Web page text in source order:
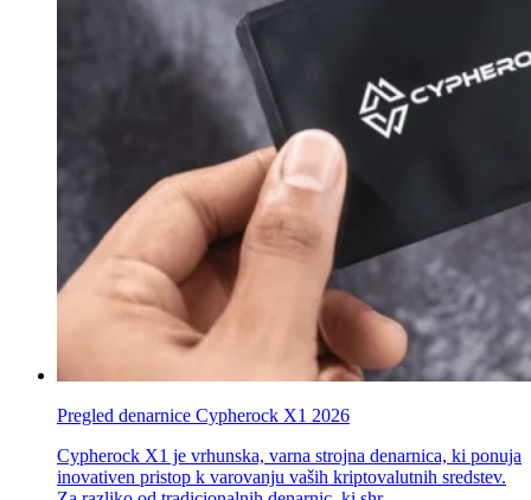
Pregled denarnice Cypherock X1 2026
Cypherock X1 je vrhunska, varna strojna denarnica, ki ponuja
inovativen pristop k varovanju vaših kriptovalutnih sredstev.